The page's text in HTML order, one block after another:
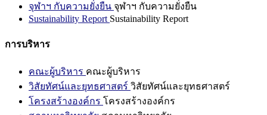
จุฬาฯ กับความยั่งยืน จุฬาฯ กับความยั่งยืน
Sustainability Report Sustainability Report
การบริหาร
คณะผู้บริหาร คณะผู้บริหาร
วิสัยทัศน์และยุทธศาสตร์ วิสัยทัศน์และยุทธศาสตร์
โครงสร้างองค์กร โครงสร้างองค์กร